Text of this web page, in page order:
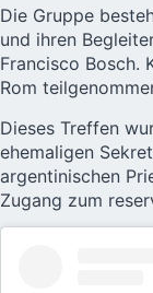
Die Gruppe
und ihren
Francisco Bosch.
Rom
Dieses Treffen
ehemaligen
argentinischen
Zugang zum